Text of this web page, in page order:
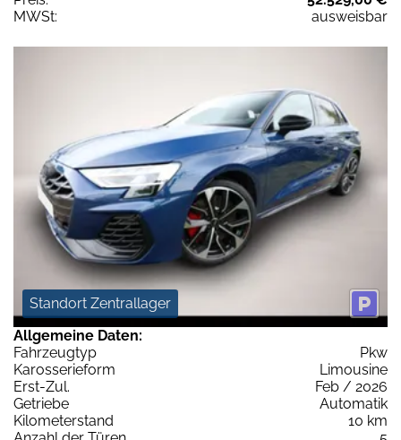
MWSt:
ausweisbar
Standort Zentrallager
Allgemeine Daten:
Fahrzeugtyp
Pkw
Karosserieform
Limousine
Erst-Zul.
Feb / 2026
Getriebe
Automatik
Kilometerstand
10 km